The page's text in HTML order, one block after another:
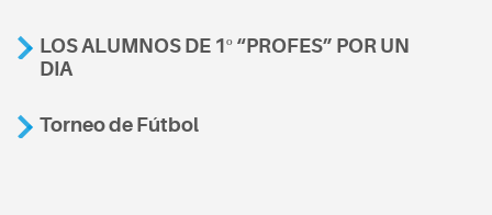
LOS ALUMNOS DE 1º “PROFES” POR UN
DIA
Torneo de Fútbol